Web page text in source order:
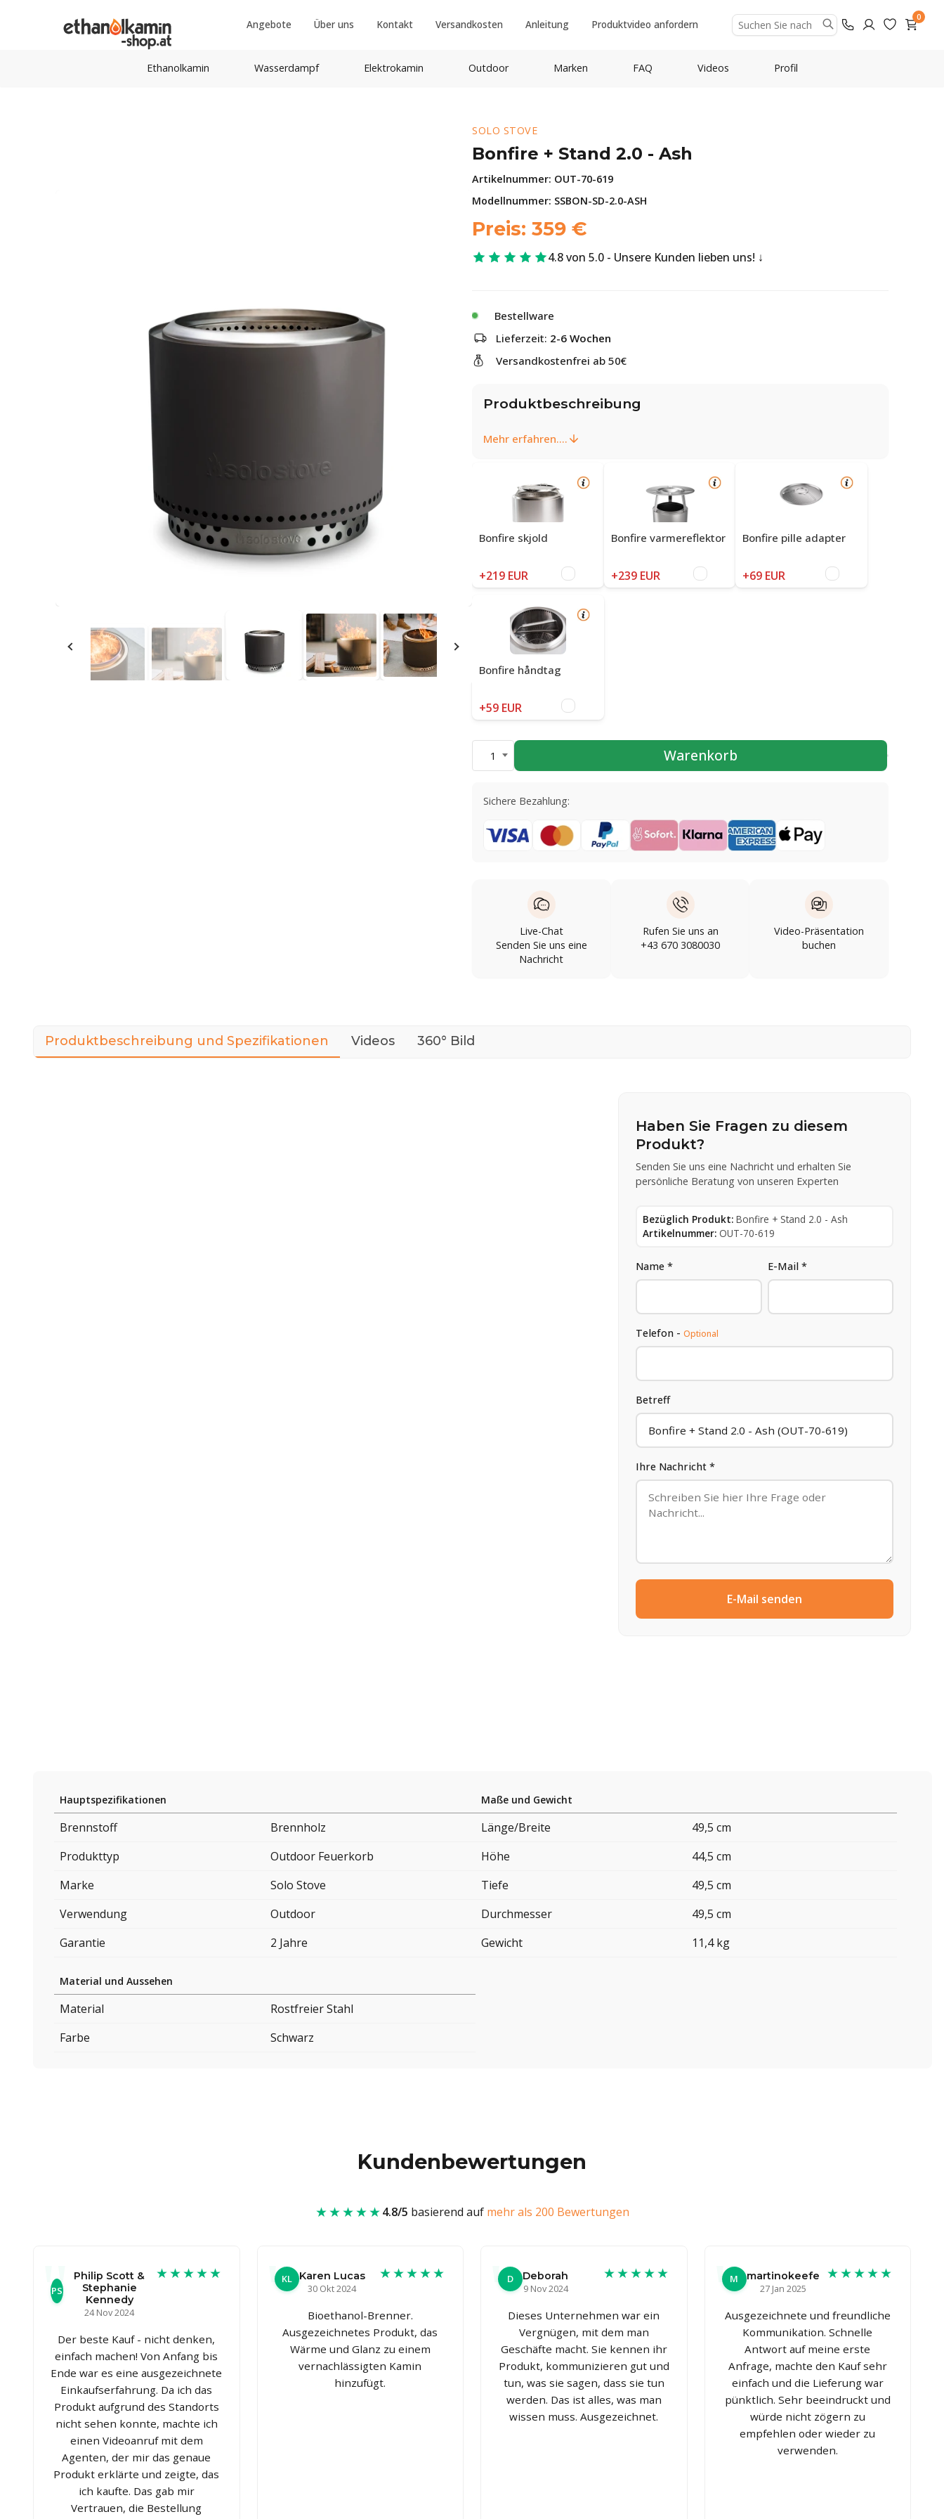
Angebote Über uns Kontakt Versandkosten Anleitung Produktvideo anfordern
0
Ethanolkamin Wasserdampf Elektrokamin Outdoor Marken FAQ Videos Profil
SOLO STOVE
Bonfire + Stand 2.0 - Ash
Artikelnummer: OUT-70-619
Modellnummer: SSBON-SD-2.0-ASH
Preis: 359 €
4.8 von 5.0 - Unsere Kunden lieben uns!
Bestellware
Lieferzeit: 2-6 Wochen
Versandkostenfrei ab 50€
Produktbeschreibung
Mehr erfahren....
Bonfire skjold
+219 EUR
Bonfire varmereflektor
+239 EUR
Bonfire pille adapter
+69 EUR
Bonfire håndtag
+59 EUR
1 Warenkorb
Sichere Bezahlung:
Live-Chat
Senden Sie uns eine
Nachricht
Rufen Sie uns an
+43 670 3080030
Video-Präsentation
buchen
Produktbeschreibung und Spezifikationen Videos 360° Bild
Haben Sie Fragen zu diesem
Produkt?
Senden Sie uns eine Nachricht und erhalten Sie
persönliche Beratung von unseren Experten
Bezüglich Produkt: Bonfire + Stand 2.0 - Ash
Artikelnummer: OUT-70-619
Name * E-Mail *
Telefon -Optional
Betreff
Ihre Nachricht *
E-Mail senden
Hauptspezifikationen
Brennstoff
Brennholz
Produkttyp
Outdoor Feuerkorb
Marke
Solo Stove
Verwendung
Outdoor
Garantie
2 Jahre
Maße und Gewicht
Länge/Breite
49,5 cm
Höhe
44,5 cm
Tiefe
49,5 cm
Durchmesser
49,5 cm
Gewicht
11,4 kg
Material und Aussehen
Material
Rostfreier Stahl
Farbe
Schwarz
Kundenbewertungen
★★★★★4.8/5 basierend auf mehr als 200 Bewertungen
PS
Philip Scott &
Stephanie
Kennedy
24 Nov 2024
★★★★★
Der beste Kauf - nicht denken,
einfach machen! Von Anfang bis
Ende war es eine ausgezeichnete
Einkaufserfahrung. Da ich das
Produkt aufgrund des Standorts
nicht sehen konnte, machte ich
einen Videoanruf mit dem
Agenten, der mir das genaue
Produkt erklärte und zeigte, das
ich kaufte. Das gab mir
Vertrauen, die Bestellung
KL Karen Lucas
30 Okt 2024
★★★★★
Bioethanol-Brenner.
Ausgezeichnetes Produkt, das
Wärme und Glanz zu einem
vernachlässigten Kamin
hinzufügt.
D
Deborah
9 Nov 2024
★★★★★
Dieses Unternehmen war ein
Vergnügen, mit dem man
Geschäfte macht. Sie kennen ihr
Produkt, kommunizieren gut und
tun, was sie sagen, dass sie tun
werden. Das ist alles, was man
wissen muss. Ausgezeichnet.
M
martinokeefe
27 Jan 2025
★★★★★
Ausgezeichnete und freundliche
Kommunikation. Schnelle
Antwort auf meine erste
Anfrage, machte den Kauf sehr
einfach und die Lieferung war
pünktlich. Sehr beeindruckt und
würde nicht zögern zu
empfehlen oder wieder zu
verwenden.